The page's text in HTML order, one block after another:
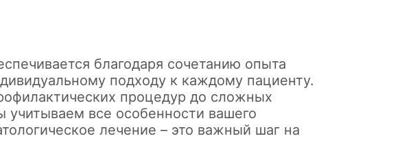
благодаря сочетанию опыта
подходу к каждому пациенту.
процедур до сложных
все особенности вашего
лечение – это важный шаг на